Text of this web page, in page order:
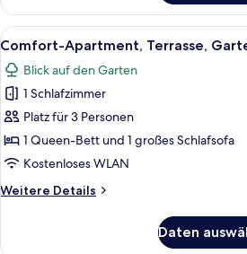
Apartment,
2 Schlafzimmer,
Terrasse,
Alle
Fotos
für
Comfort-
Apartment,
Terrasse,
Gartenblick
Ein
7
Comfort-Apartment, Terrasse,
Blick auf den Garten
1 Schlafzimmer
Platz für 3 Personen
1 Queen-Bett und 1 großes Schlafsofa
Kostenloses WLAN
Weitere Details
Weitere
Daten